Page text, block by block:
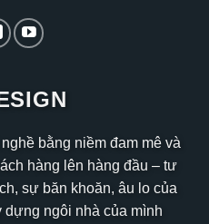
bằng niềm đam mê và
hàng lên hàng đầu – tư
sự băn khoăn, âu lo của
dựng ngôi nhà của mình